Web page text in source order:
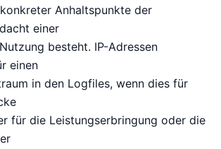
Anhaltspunkte der
einer
besteht. IP-Adressen
einen
in den Logfiles, wenn dies für
für die Leistungserbringung oder die